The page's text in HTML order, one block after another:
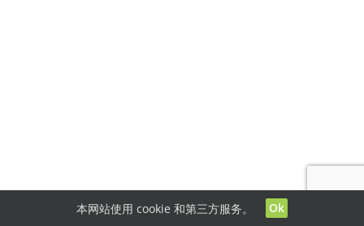
本网站使用 cookie 和第三方服务。 Ok